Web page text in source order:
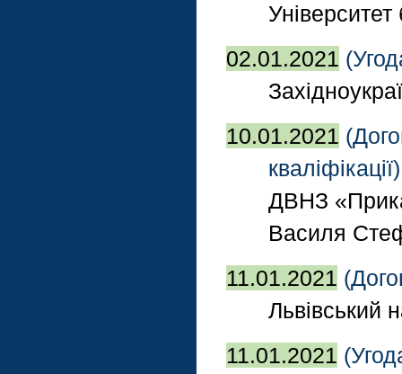
Університет
02.01.2021
10.01.2021
ДВНЗ
Василя
11.01.2021
Львівський
11.01.2021